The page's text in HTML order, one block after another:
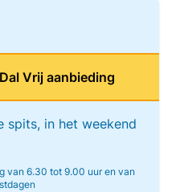
Vrij aanbieding
spits, in het weekend
van 6.30 tot 9.00 uur en van